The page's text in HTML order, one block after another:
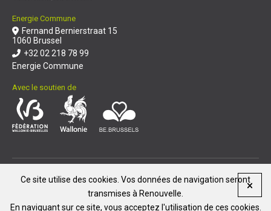
Energie Commune
Fernand Bernierstraat 15
1060 Brussel
+32 02 218 78 99
Energie Commune
Avec le soutien de
© Renouvelle 2026
Reproduction et diffusion de nos articles
Politique de confidentialité
Mentions légales
Ce site utilise des cookies. Vos données de navigation seront
transmises à Renouvelle.
En naviguant sur ce site, vous acceptez l'utilisation de ces cookies.